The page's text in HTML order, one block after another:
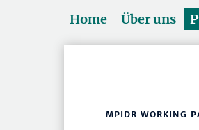
Home Über uns
MPIDR WORKING